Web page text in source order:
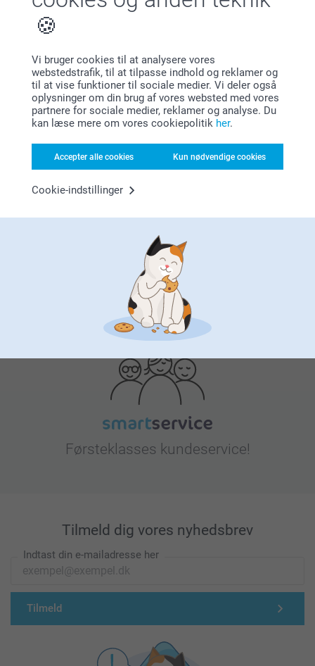
Vi bruger cookies til at analysere vores
webstedstrafik, til at tilpasse indhold og reklamer og
til at vise funktioner til sociale medier. Vi deler også
oplysninger om din brug af vores websted med vores
partnere for sociale medier, reklamer og analyse. Du
kan læse mere om vores cookiepolitik her.
Accepter alle cookies Kun nødvendige cookies
Cookie-indstillinger
Tilfreds kunde garanti
Leder du efter inspiration?
Førsteklasses kundeservice!
Tilmeld dig vores nyhedsbrev
Indtast din e-mailadresse her
Tilmeld